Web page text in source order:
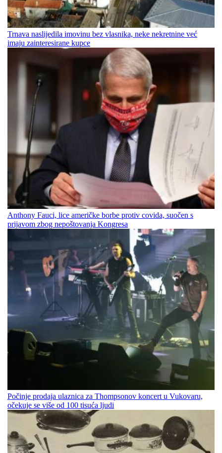
Trnava naslijedila imovinu bez vlasnika, neke nekretnine već
imaju zainteresirane kupce
Anthony Fauci, lice američke borbe protiv covida, suočen s
prijavom zbog nepoštovanja Kongresa
Počinje prodaja ulaznica za Thompsonov koncert u Vukovaru,
očekuje se više od 100 tisuća ljudi